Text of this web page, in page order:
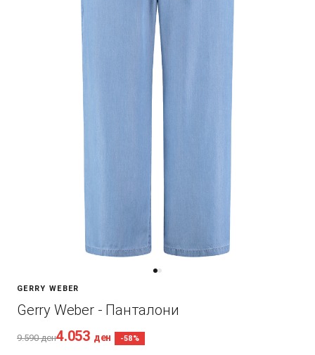
GERRY WEBER
Gerry Weber - Панталони
9.590ден4.053 ден -58%